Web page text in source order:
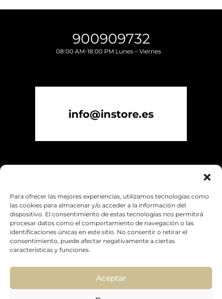
Para ofrecer las mejores experiencias, utilizamos tecnologías como
las cookies para almacenar y/o acceder a la información del
dispositivo. El consentimiento de estas tecnologías nos permitirá
procesar datos como el comportamiento de navegación o las
identificaciones únicas en este sitio. No consentir o retirar el
consentimiento, puede afectar negativamente a ciertas
características y funciones.
Aceptar
900909732
08:00 AM-18:00 PM Lunes – Viernes
info@instore.es
Empresa|Reporta y Actúa
INSTORE © 2013 Propiedad de E-Commerce
Networks, S.L.